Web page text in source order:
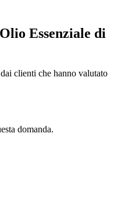
Essenziale di
clienti che hanno valutato
domanda.